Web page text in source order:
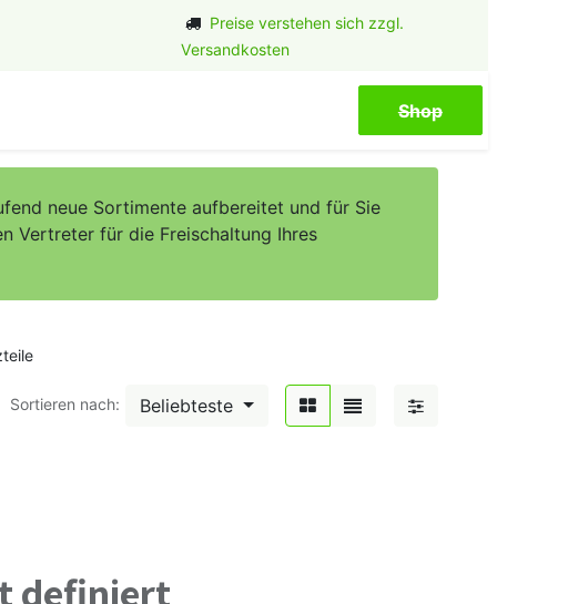
Preise verstehen sich zzgl.
Versandkosten
Shop​​​​
neue Sortimente aufbereitet und für Sie
Vertreter für die Freischaltung Ihres
Sortieren nach: Beliebteste
definiert